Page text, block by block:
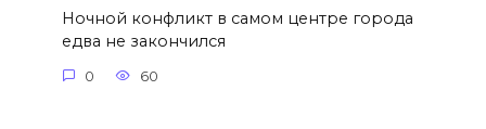
Ночной конфликт в самом центре города
едва не закончился
0 60